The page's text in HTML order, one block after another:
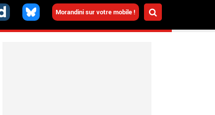
Morandini sur votre mobile !